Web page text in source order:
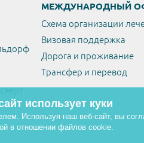
МЕЖДУНАРОДНЫЙ
Схема организации
Визовая поддержка
Дорога и проживание
Трансфер и перевод
использует куки
Используя наш веб-сайт, вы
в отношении файлов cookie.